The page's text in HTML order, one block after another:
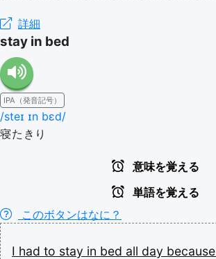
詳細
stay in bed
IPA（発音記号）
/steɪ ɪn bɛd/
寝たきり
意味を覚える
単語を覚える
このボタンはなに？
I had to stay in bed all day because